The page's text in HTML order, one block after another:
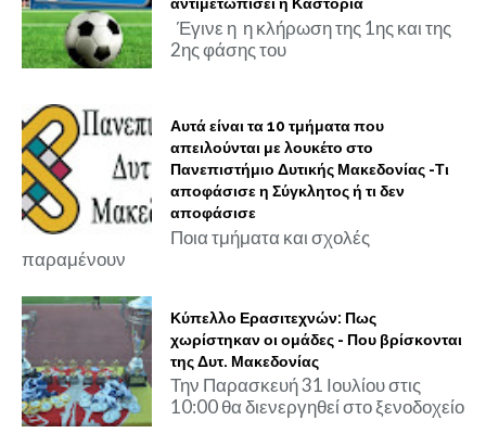
αντιμετωπίσει η Καστοριά
Έγινε η η κλήρωση της 1ης και της
2ης φάσης του
Αυτά είναι τα 10 τμήματα που
απειλούνται με λουκέτο στο
Πανεπιστήμιο Δυτικής Μακεδονίας -Τι
αποφάσισε η Σύγκλητος ή τι δεν
αποφάσισε
Ποια τμήματα και σχολές
παραμένουν
Κύπελλο Ερασιτεχνών: Πως
χωρίστηκαν οι ομάδες - Που βρίσκονται
της Δυτ. Μακεδονίας
Την Παρασκευή 31 Ιουλίου στις
10:00 θα διενεργηθεί στο ξενοδοχείο